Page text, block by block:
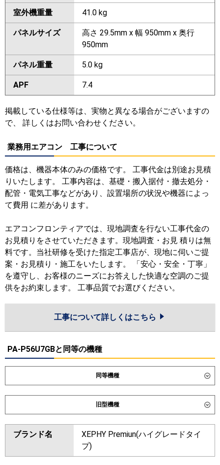
室外機重量 41.0 kg
パネルサイズ
高さ 29.5mm x 幅 950mm x 奥行
950mm
パネル重量 5.0 kg
APF 7.4
掲載している仕様等は、実物と異なる場合がございますの
で、 詳しくはお問い合わせください。
業務用エアコン 工事について
価格は、機器本体のみの価格です。 工事代金は別途お見積
りいたします。 工事内容は、基礎・搬入据付・撤去処分・
配管・電気工事などがあり、設置場所の状況や機器によっ
て費用 に差があります。
エアコンフロンティアでは、現地調査を行ない工事代金の
お見積りをさせていただきます。現地調査・お見 積りは無
料です。当社研修を受けた指定工事店が、現地に伺いご提
案・お見積り・施工をいたします。 「安心・安全・丁寧」
を遵守し、お客様のニーズにお答えした快適な空調のご提
供をお約束します。 工事品質でお選びください。
工事について詳しくはこちら
PA-P56U7GBと同等の機種
同等機種
ダイキン SSRC56DNT SSRC56DT
SSRUC56DT
東芝 GUXA056131XU GUXA056131MUB
GUXA05613P1XU
GUXA05613P1MUB
旧型機種
ダイキン SSRC56CT SSRC56CNT
SSRUC56CT SSRC56BYT
SSRC56BYNT
SSRC56BJT SSRC56BJNT
ブランド名
XEPHY Premiun(ハイグレードタイ
プ)